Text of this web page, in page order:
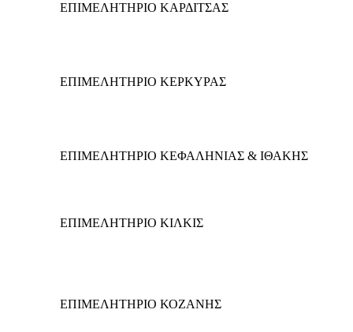
ΕΠΙΜΕΛΗΤΗΡΙΟ ΚΑΡΔΙΤΣΑΣ
ΕΠΙΜΕΛΗΤΗΡΙΟ ΚΕΡΚΥΡΑΣ
ΕΠΙΜΕΛΗΤΗΡΙΟ ΚΕΦΑΛΗΝΙΑΣ & ΙΘΑΚΗΣ
ΕΠΙΜΕΛΗΤΗΡΙΟ ΚΙΛΚΙΣ
ΕΠΙΜΕΛΗΤΗΡΙΟ ΚΟΖΑΝΗΣ